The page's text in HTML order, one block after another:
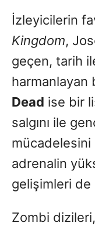
İzleyicilerin
Kingdom,
geçen, tarih
harmanlayan
Dead ise bir
salgını ile
mücadelesini
adrenalin
gelişimleri
Zombi